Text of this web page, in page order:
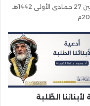
الأثنين 27 جمادى الأولى 1442هـ
لأبنائنا الطّلبة